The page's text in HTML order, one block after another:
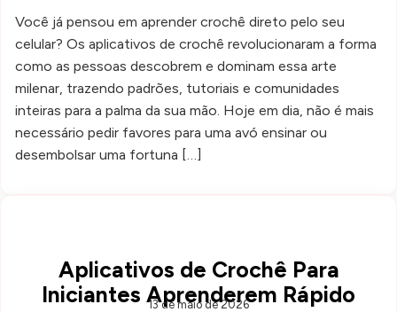
Você já pensou em aprender crochê direto pelo seu
celular? Os aplicativos de crochê revolucionaram a forma
como as pessoas descobrem e dominam essa arte
milenar, trazendo padrões, tutoriais e comunidades
inteiras para a palma da sua mão. Hoje em dia, não é mais
necessário pedir favores para uma avó ensinar ou
desembolsar uma fortuna […]
Aplicativos de Crochê Para
Iniciantes Aprenderem Rápido
13 de maio de 2026